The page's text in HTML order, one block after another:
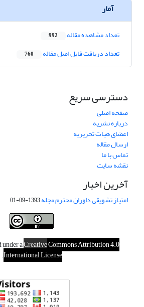
آمار
تعداد مشاهده مقاله 992
تعداد دریافت فایل اصل مقاله 760
دسترسی سریع
صفحه اصلی
درباره نشریه
اعضای هیات تحریریه
ارسال مقاله
تماس با ما
نقشه سایت
آخرین اخبار
امتیاز تشویقی داوران محترم مجله1393-09-01
aCreativeCommons Attribution 4.0
International License
.